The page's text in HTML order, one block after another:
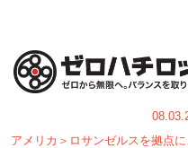
08.03.
アメリカ＞ロサンゼルスを拠点